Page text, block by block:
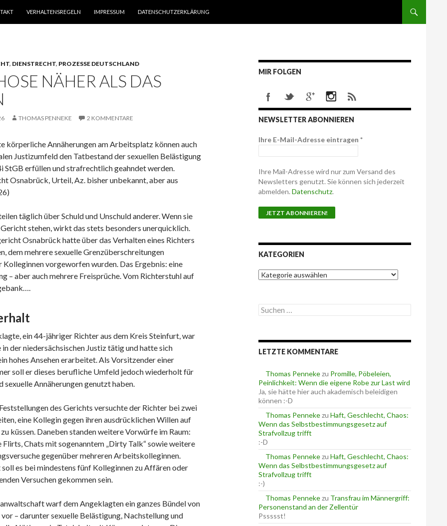
VERHALTENSREGELN IMPRESSUM DATENSCHUTZERKLÄRUNG
, DIENSTRECHT, PROZESSE DEUTSCHLAND
NÄHER ALS DAS
THOMAS PENNEKE 2 KOMMENTARE
körperliche Annäherungen am Arbeitsplatz können auch
Justizumfeld den Tatbestand der sexuellen Belästigung
StGB erfüllen und strafrechtlich geahndet werden.
Osnabrück, Urteil, Az. bisher unbekannt, aber aus
täglich über Schuld und Unschuld anderer. Wenn sie
stehen, wirkt das stets besonders unerquicklich.
Osnabrück hatte über das Verhalten eines Richters
dem mehrere sexuelle Grenzüberschreitungen
Kolleginnen vorgeworfen wurden. Das Ergebnis: eine
– aber auch mehrere Freisprüche. Vom Richterstuhl auf
ein 44-jähriger Richter aus dem Kreis Steinfurt, war
in der niedersächsischen Justiz tätig und hatte sich
hohes Ansehen erarbeitet. Als Vorsitzender einer
soll er dieses berufliche Umfeld jedoch wiederholt für
sexuelle Annäherungen genutzt haben.
des Gerichts versuchte der Richter bei zwei
eine Kollegin gegen ihren ausdrücklichen Willen auf
küssen. Daneben standen weitere Vorwürfe im Raum:
Flirts, Chats mit sogenanntem „Dirty Talk“ sowie weitere
gegenüber mehreren Arbeitskolleginnen.
soll es bei mindestens fünf Kolleginnen zu Affären oder
Versuchen gekommen sein.
warf dem Angeklagten ein ganzes Bündel von
– darunter sexuelle Belästigung, Nachstellung und
MIR FOLGEN
NEWSLETTER ABONNIEREN
Ihre E-Mail-Adresse eintragen *
Ihre Mail-Adresse wird nur zum Versand des
Newsletters genutzt. Sie können sich jederzeit
abmelden. Datenschutz.
KATEGORIEN
K
a
g
o
n
S
u
e
n
c
h
:
LETZTE KOMMENTARE
Thomas Pennekezu Promille, Pöbeleien,
Peinlichkeit: Wenn die eigene Robe zur Last wird
Ja, sie hätte hier auch akademisch beleidigen
können :-D
Thomas Pennekezu Haft, Geschlecht, Chaos:
Wenn das Selbstbestimmungsgesetz auf
Strafvollzug trifft
:-D
Thomas Pennekezu Haft, Geschlecht, Chaos:
Wenn das Selbstbestimmungsgesetz auf
Strafvollzug trifft
:-)
Thomas Pennekezu Transfrau im Männergriff:
Personenstand an der Zellentür
Pssssst!